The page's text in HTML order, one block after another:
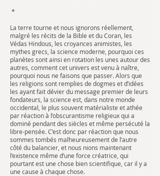
*
La terre tourne et nous ignorons réellement,
malgré les récits de la Bible et du Coran, les
Védas Hindous, les croyances animistes, les
mythes grecs, la science moderne, pourquoi ces
planètes sont ainsi en rotation les unes autour des
autres, comment cet univers est venu à naître,
pourquoi nous ne faisons que passer. Alors que
les religions sont remplies de dogmes et d’idées
les ayant fait dévier du message premier de leurs
fondateurs, la science est, dans notre monde
occidental, le plus souvent matérialiste et athée
par réaction à l’obscurantisme religieux qui a
dominé pendant des siècles et même persécuté la
libre-pensée. C’est donc par réaction que nous
sommes tombés malheureusement de l’autre
côté du balancier, et nous nions maintenant
l’existence même d’une force créatrice, qui
pourtant est une chose bien scientifique, car il y a
une cause à chaque chose.